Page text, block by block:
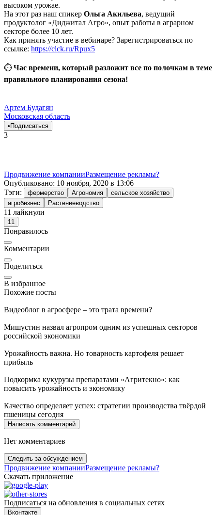
высоком урожае.
На этот раз наш спикер Ольга Акильева, ведущий
продуктолог «Диджитал Агро», опыт работы в аграрном
секторе более 10 лет.
Как принять участие в вебинаре? Зарегистрироваться по
ссылке: https://clck.ru/Rpux5
⏱ Час времени, который разложит все по полочкам в теме
правильного планирования сезона!
Артем Будагян
Московская область
• Подписаться
3
Продвижение компанииРазмещение рекламы?
Опубликовано: 10 ноября, 2020 в 13:06
Тэги:
фермерство Агрономия
сельское хозяйство
агробизнес
Растениеводство
11 лайкнули
11
Понравилось
Комментарии
Поделиться
В избранное
Похожие посты
Видеоблог в агросфере – это трата времени?
Мишустин назвал агропром одним из успешных секторов
российской экономики
Урожайность важна. Но товарность картофеля решает
прибыль
Подкормка кукурузы препаратами «Агритекно»: как
повысить урожайность и экономику
Качество определяет успех: стратегии производства твёрдой
пшеницы сегодня
Написать комментарий
Нет комментариев
Следить за обсуждением
Продвижение компанииРазмещение рекламы?
Скачать приложение
Подписаться на обновления в социальных сетях
Вконтакте